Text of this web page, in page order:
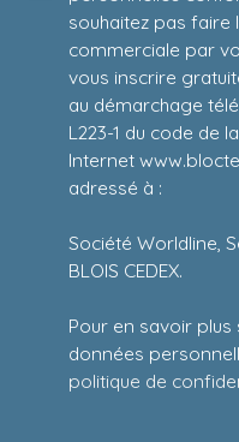
souhaitez pas
commerciale par
vous inscrire
au démarchage
L223-1 du code de
Internet
adressé à :
Société Worldline,
BLOIS CEDEX.
Pour en savoir
données
politique de